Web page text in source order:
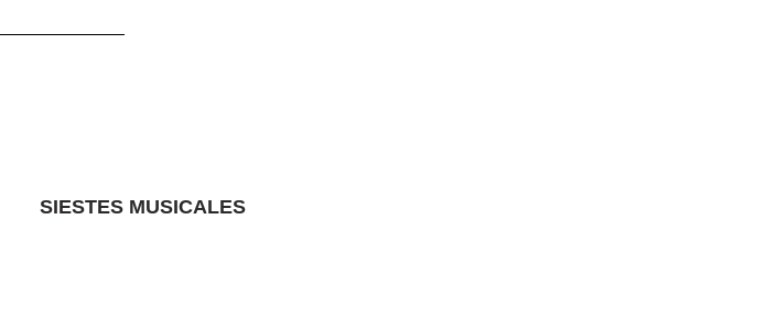
SIESTES MUSICALES